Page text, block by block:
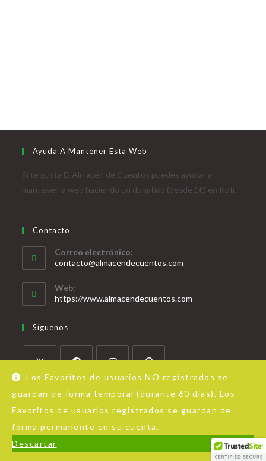
Los Favoritos de usuarios NO registrados se
guardan de forma temporal (durante 60 días). Los
Favoritos de usuarios registrados se guardan de
forma permanente en su cuenta.
Descartar
Ayuda A Mantener Esta Web
Si te gusta El Almacén de Cuentos puedes ayudar a
mantener la web haciendo un donativo (desde 1€) en Kofi.
Contacto
Correo electrónico:
contacto@almacendecuentos.com
Web:
https://www.almacendecuentos.com
Síguenos
Acerca de Almacén de Cuentos Aviso Legal